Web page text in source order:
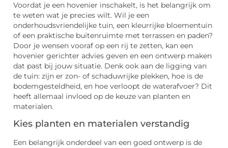
Voordat je een hovenier inschakelt, is het belangrijk om
te weten wat je precies wilt. Wil je een
onderhoudsvriendelijke tuin, een kleurrijke bloementuin
of een praktische buitenruimte met terrassen en paden?
Door je wensen vooraf op een rij te zetten, kan een
hovenier gerichter advies geven en een ontwerp maken
dat past bij jouw situatie. Denk ook aan de ligging van
de tuin: zijn er zon- of schaduwrijke plekken, hoe is de
bodemgesteldheid, en hoe verloopt de waterafvoer? Dit
heeft allemaal invloed op de keuze van planten en
materialen.
Kies planten en materialen verstandig
Een belangrijk onderdeel van een goed ontwerp is de